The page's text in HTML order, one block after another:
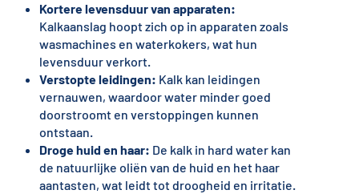
Kortere levensduur van apparaten:
Kalkaanslag hoopt zich op in apparaten zoals
wasmachines en waterkokers, wat hun
levensduur verkort.
Verstopte leidingen: Kalk kan leidingen
vernauwen, waardoor water minder goed
doorstroomt en verstoppingen kunnen
ontstaan.
Droge huid en haar: De kalk in hard water kan
de natuurlijke oliën van de huid en het haar
aantasten, wat leidt tot droogheid en irritatie.